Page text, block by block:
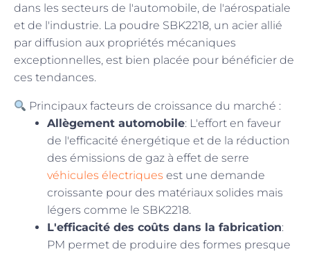
dans les secteurs de l'automobile, de l'aérospatiale
et de l'industrie. La poudre SBK2218, un acier allié
par diffusion aux propriétés mécaniques
exceptionnelles, est bien placée pour bénéficier de
ces tendances.
Principaux facteurs de croissance du marché :
Allègement automobile: L'effort en faveur
de l'efficacité énergétique et de la réduction
des émissions de gaz à effet de serre
véhicules électriques est une demande
croissante pour des matériaux solides mais
légers comme le SBK2218.
L'efficacité des coûts dans la fabrication:
PM permet de produire des formes presque